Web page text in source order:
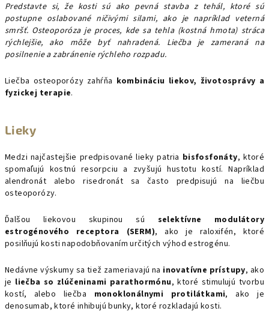
Predstavte si, že kosti sú ako pevná stavba z tehál, ktoré sú
postupne oslabované ničivými silami, ako je napríklad veterná
smršť. Osteoporóza je proces, kde sa tehla (kostná hmota) stráca
rýchlejšie, ako môže byť nahradená. Liečba je zameraná na
posilnenie a zabránenie rýchleho rozpadu.
Liečba osteoporózy zahŕňa kombináciu liekov, životosprávy a
fyzickej terapie.
Lieky
Medzi najčastejšie predpisované lieky patria bisfosfonáty, ktoré
spomaľujú kostnú resorpciu a zvyšujú hustotu kostí. Napríklad
alendronát alebo risedronát sa často predpisujú na liečbu
osteoporózy.
Ďalšou liekovou skupinou sú selektívne modulátory
estrogénového receptora (SERM), ako je raloxifén, ktoré
posilňujú kosti napodobňovaním určitých výhod estrogénu.
Nedávne výskumy sa tiež zameriavajú na inovatívne prístupy, ako
je liečba so zlúčeninami parathormónu, ktoré stimulujú tvorbu
kostí, alebo liečba monoklonálnymi protilátkami, ako je
denosumab, ktoré inhibujú bunky, ktoré rozkladajú kosti.